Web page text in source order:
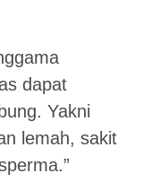
dapat
Yakni
lemah, sakit